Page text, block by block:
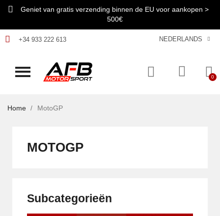
Geniet van gratis verzending binnen de EU voor aankopen >
500€
+34 933 222 613 NEDERLANDS
Home MotoGP
MOTOGP
Subcategorieën